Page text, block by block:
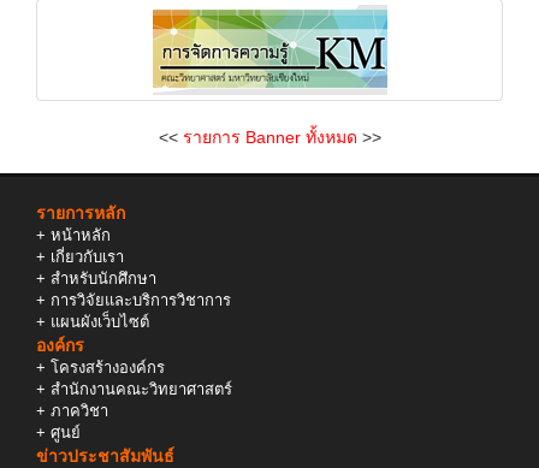
<< รายการ Banner ทั้งหมด >>
รายการหลัก
+ หน้าหลัก
+ เกี่ยวกับเรา
+ สำหรับนักศึกษา
+ การวิจัยและบริการวิชาการ
+ แผนผังเว็บไซต์
องค์กร
+ โครงสร้างองค์กร
+ สำนักงานคณะวิทยาศาสตร์
+ ภาควิชา
+ ศูนย์
ข่าวประชาสัมพันธ์